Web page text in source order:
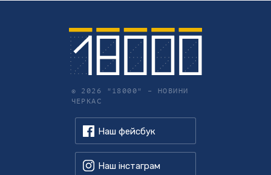
© 2026 "18000" – НОВИНИ
ЧЕРКАС
Наш фейсбук
Наш інстаграм